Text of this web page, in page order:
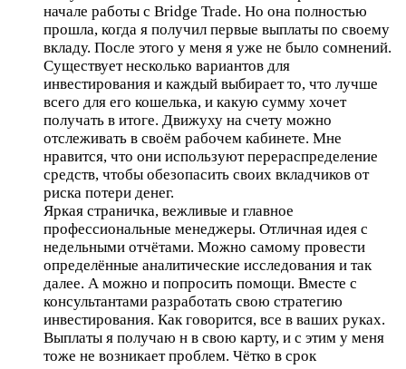
начале работы с Bridge Trade. Но она полностью
прошла, когда я получил первые выплаты по своему
вкладу. После этого у меня я уже не было сомнений.
Существует несколько вариантов для
инвестирования и каждый выбирает то, что лучше
всего для его кошелька, и какую сумму хочет
получать в итоге. Движуху на счету можно
отслеживать в своём рабочем кабинете. Мне
нравится, что они используют перераспределение
средств, чтобы обезопасить своих вкладчиков от
риска потери денег.
Яркая страничка, вежливые и главное
профессиональные менеджеры. Отличная идея с
недельными отчётами. Можно самому провести
определённые аналитические исследования и так
далее. А можно и попросить помощи. Вместе с
консультантами разработать свою стратегию
инвестирования. Как говорится, все в ваших руках.
Выплаты я получаю н в свою карту, и с этим у меня
тоже не возникает проблем. Чётко в срок